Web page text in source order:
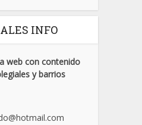
INFO
web con contenido
y barrios